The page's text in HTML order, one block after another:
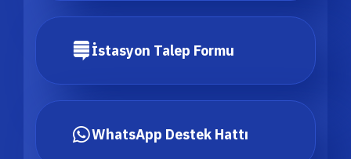
İstasyon Talep Formu
WhatsApp Destek Hattı